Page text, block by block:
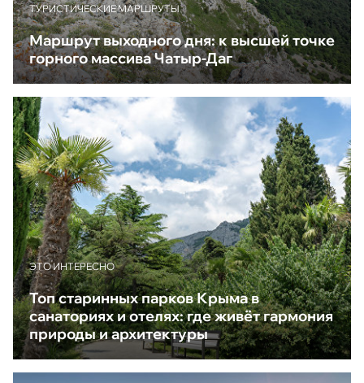
ТУРИСТИЧЕСКИЕ МАРШРУТЫ
Маршрут выходного дня: к высшей точке
горного массива Чатыр-Даг
ЭТО ИНТЕРЕСНО
Топ старинных парков Крыма в
санаториях и отелях: где живёт гармония
природы и архитектуры